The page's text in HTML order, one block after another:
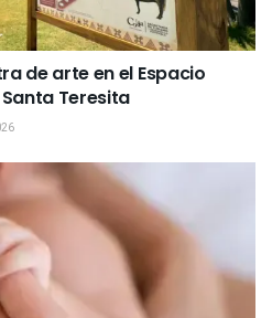
de arte en el Espacio
Teresita